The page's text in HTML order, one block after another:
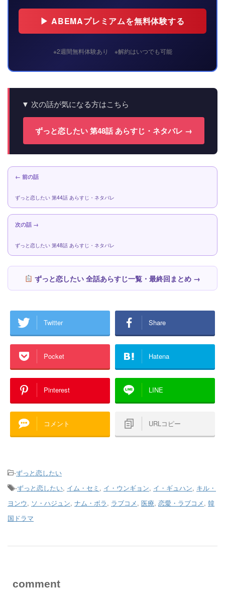
▶ ABEMAプレミアムを無料体験する
※2週間無料体験あり ※解約はいつでも可能
▼ 次の話が気になる方はこちら
ずっと恋したい 第48話 あらすじ・ネタバレ →
← 前の話
ずっと恋したい 第44話 あらすじ・ネタバレ
次の話 →
ずっと恋したい 第48話 あらすじ・ネタバレ
ずっと恋したい 全話あらすじ一覧・最終回まとめ →
Twitter Share
Pocket Hatena
Pinterest LINE
コメント URLコピー
-ずっと恋したい
-ずっと恋したい, イム・セミ , イ・ウンギョン, イ・ギュハン, キル・
ヨンウ, ソ・ハジュン, ナム・ボラ, ラブコメ, 医療, 恋愛・ラブコメ, 韓
国ドラマ
comment